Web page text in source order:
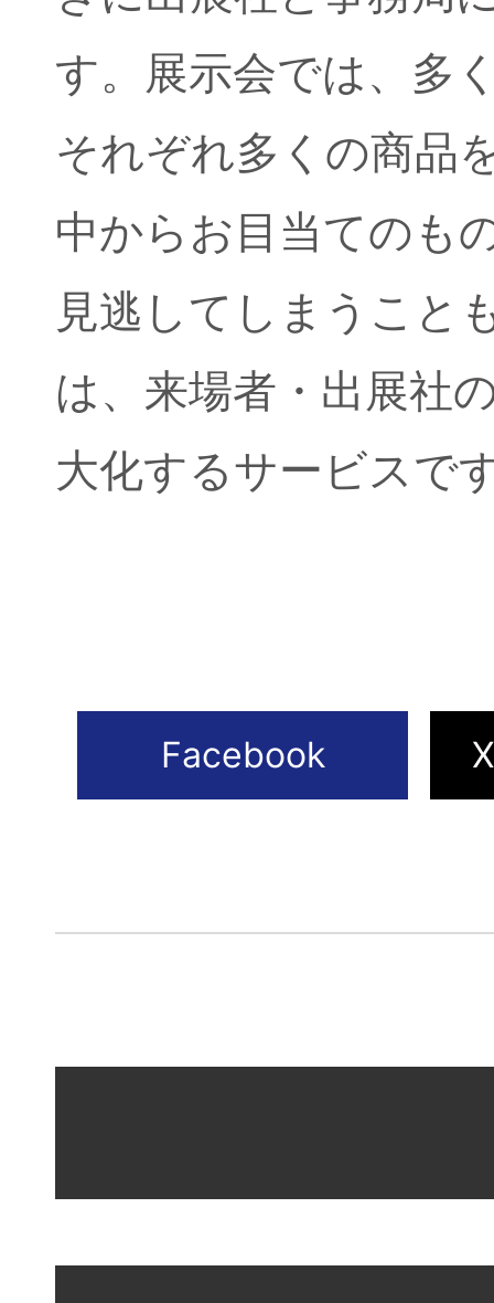
す。展示会では、多
それぞれ多くの商品
中からお目当てのも
見逃してしまうこと
は、来場者・出展社
大化するサービスで